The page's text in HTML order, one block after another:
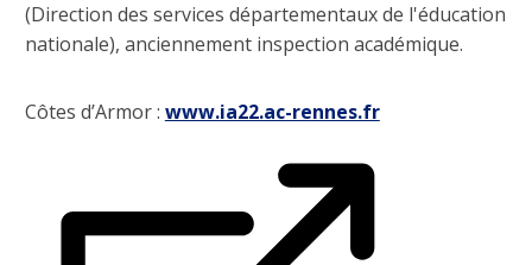
(Direction des services départementaux de l'éducation
nationale), anciennement inspection académique.
Côtes d’Armor : www.ia22.ac-rennes.fr